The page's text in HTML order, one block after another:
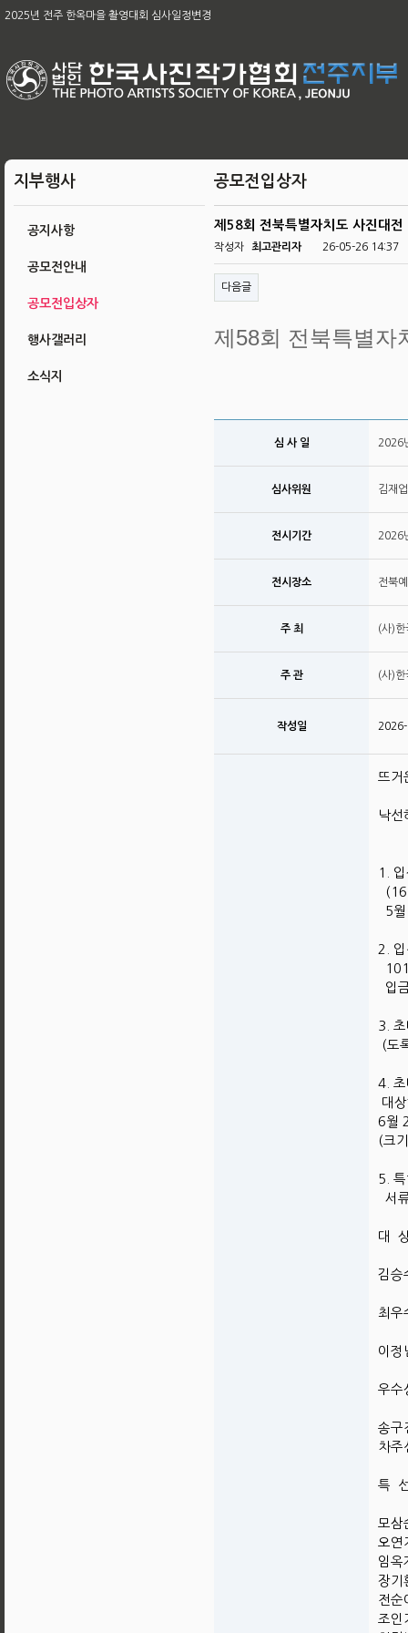
2025년 전주 한옥마을 촬영대회 심사일정변경
제58회 전북특별자치도 사진대전
제63회 전국회원작품 지상전 심사결과
[공지]2025 전주한옥마을촬영대회작품심사결과
지부행사
공지사항
공모전안내
공모전입상자
행사갤러리
소식지
공모전입상자
제58회 전북특별자치도 사진대전
작성자 최고관리자 26-05-26 14:37
다음글
제58회 전북특별자
심 사 일 2026
심사위원 김재
전시기간 2026
전시장소 전북
주 최 (사)한
주 관 (사)한
작성일
뜨거
낙선
1.
5월
2.
입
3.
(도
4. 초
대
6월
(크
5.
서
대
김승
최우
이정
우수
송구
차
특
모삼
오연
임
장기
전순
조인